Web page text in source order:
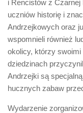
i Rencistów z Czarnej
uczniów historię i
Andrzejkowych oraz
wspomnieli również
okolicy, którzy
dziedzinach
Andrzejki są
hucznych zabaw
Wydarzenie